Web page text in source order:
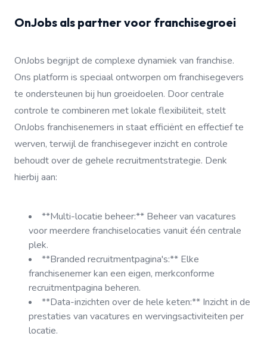
OnJobs als partner voor franchisegroei
OnJobs begrijpt de complexe dynamiek van franchise.
Ons platform is speciaal ontworpen om franchisegevers
te ondersteunen bij hun groeidoelen. Door centrale
controle te combineren met lokale flexibiliteit, stelt
OnJobs franchisenemers in staat efficiënt en effectief te
werven, terwijl de franchisegever inzicht en controle
behoudt over de gehele recruitmentstrategie. Denk
hierbij aan:
**Multi-locatie beheer:** Beheer van vacatures
voor meerdere franchiselocaties vanuit één centrale
plek.
**Branded recruitmentpagina's:** Elke
franchisenemer kan een eigen, merkconforme
recruitmentpagina beheren.
**Data-inzichten over de hele keten:** Inzicht in de
prestaties van vacatures en wervingsactiviteiten per
locatie.